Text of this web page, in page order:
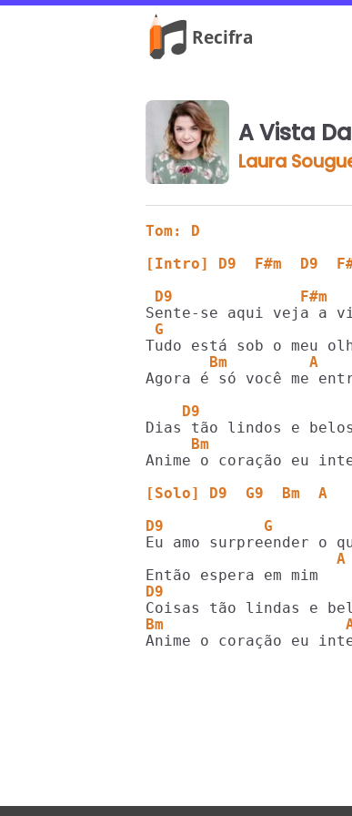
A Vista
Laura
Tom: D
[Intro] D9  F#m  D9
D9              F#m
G
Bm         A
Agora é só você me
D9
Bm
Anime o coração eu
[Solo] D9  G9  Bm  A
D9           G
                     A
D9
Bm
Anime o coração eu